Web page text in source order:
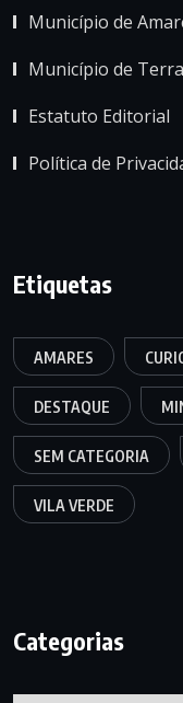
Município de
Município de
Estatuto Editorial
Política de
Etiquetas
AMARES
DESTAQUE
SEM CATEGORIA
VILA VERDE
Categorias